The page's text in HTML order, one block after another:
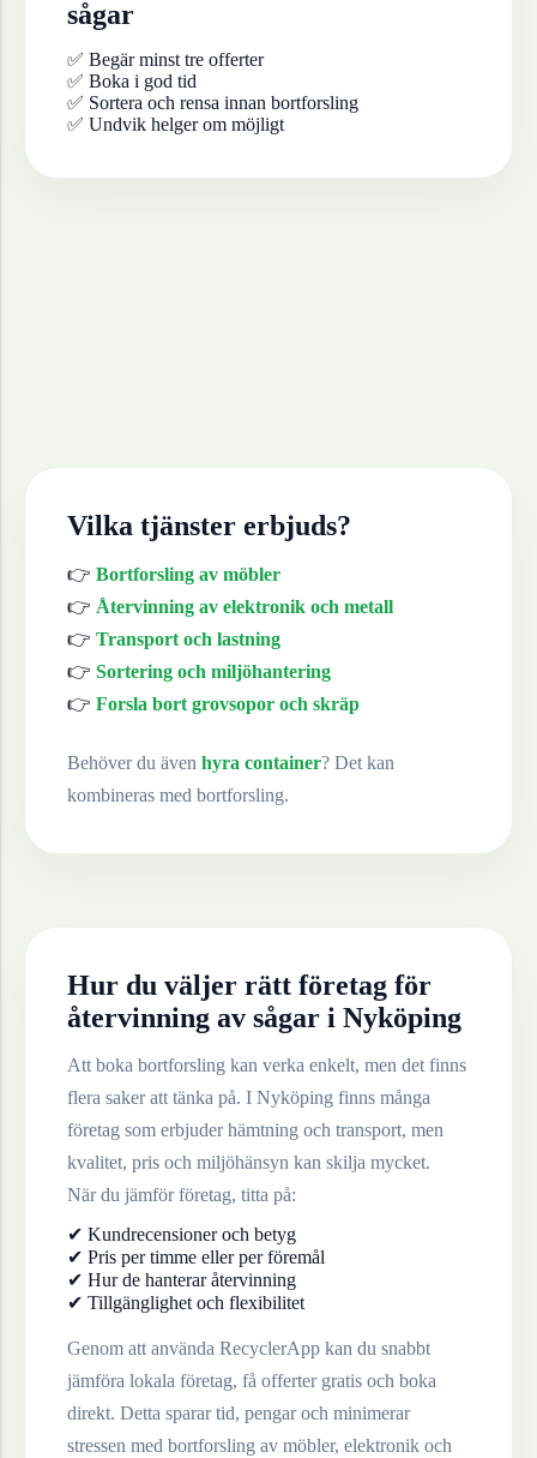
sågar
✅ Begär minst tre offerter
✅ Boka i god tid
✅ Sortera och rensa innan bortforsling
✅ Undvik helger om möjligt
Vilka tjänster erbjuds?
👉 Bortforsling av möbler
👉 Återvinning av elektronik och metall
👉 Transport och lastning
👉 Sortering och miljöhantering
👉 Forsla bort grovsopor och skräp
Behöver du även hyra container? Det kan
kombineras med bortforsling.
Hur du väljer rätt företag för
återvinning av sågar i Nyköping
Att boka bortforsling kan verka enkelt, men det finns
flera saker att tänka på. I Nyköping finns många
företag som erbjuder hämtning och transport, men
kvalitet, pris och miljöhänsyn kan skilja mycket.
När du jämför företag, titta på:
✔ Kundrecensioner och betyg
✔ Pris per timme eller per föremål
✔ Hur de hanterar återvinning
✔ Tillgänglighet och flexibilitet
Genom att använda RecyclerApp kan du snabbt
jämföra lokala företag, få offerter gratis och boka
direkt. Detta sparar tid, pengar och minimerar
stressen med bortforsling av möbler, elektronik och